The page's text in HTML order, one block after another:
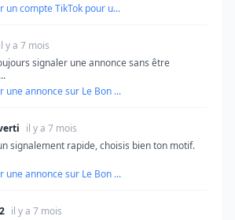
compte TikTok pour u...
il y a 7 mois
signaler une annonce sans être
annonce sur Le Bon ...
il y a 7 mois
signalement rapide, choisis bien ton motif.
annonce sur Le Bon ...
il y a 7 mois